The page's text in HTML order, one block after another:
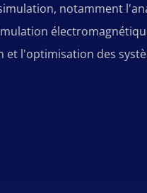
notamment
l'optimisation des